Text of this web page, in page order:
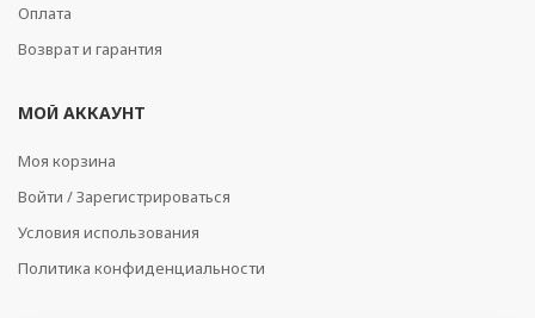
Оплата
Возврат и гарантия
МОЙ АККАУНТ
Моя корзина
Войти / Зарегистрироваться
Условия использования
Политика конфиденциальности